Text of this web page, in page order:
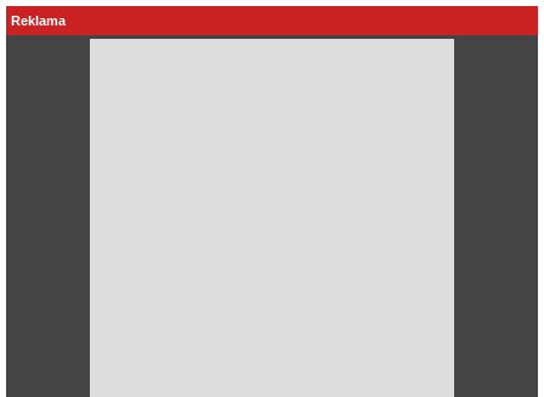
Reklama